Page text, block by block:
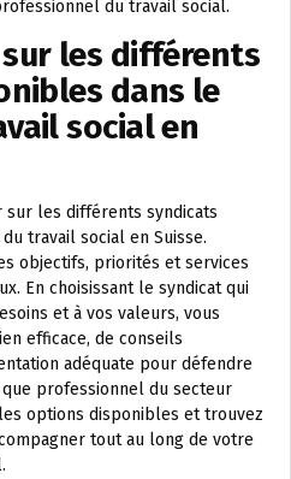
du travail social.
les différents
dans le
social en
sur les différents syndicats
travail social en Suisse.
objectifs, priorités et services
En choisissant le syndicat qui
et à vos valeurs, vous
efficace, de conseils
adéquate pour défendre
professionnel du secteur
options disponibles et trouvez
tout au long de votre